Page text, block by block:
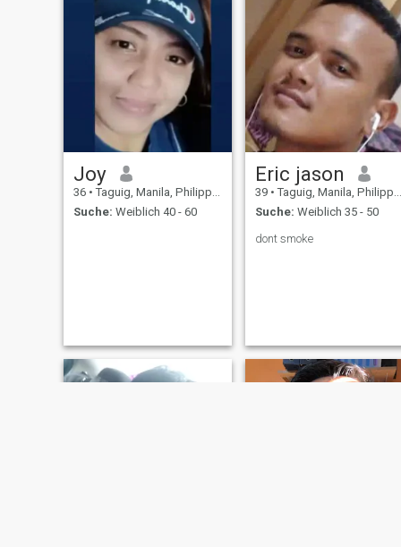
Joy
36 • Taguig, Manila, Philippinen
Suche: Weiblich 40 - 60
Eric jason
39 • Taguig, Manila, Philippinen
Suche: Weiblich 35 - 50
dont smoke